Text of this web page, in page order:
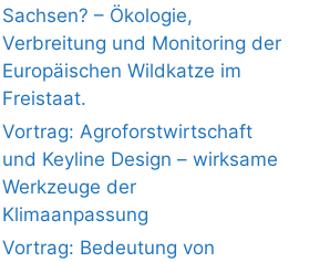
Sachsen? – Ökologie,
Verbreitung und Monitoring der
Europäischen Wildkatze im
Freistaat.
Vortrag: Agroforstwirtschaft
und Keyline Design – wirksame
Werkzeuge der
Klimaanpassung
Vortrag: Bedeutung von